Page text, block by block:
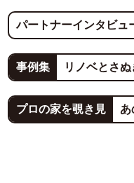
パートナーインタビュ
事例集 リノベとさぬ
プロの家を覗き見 あ